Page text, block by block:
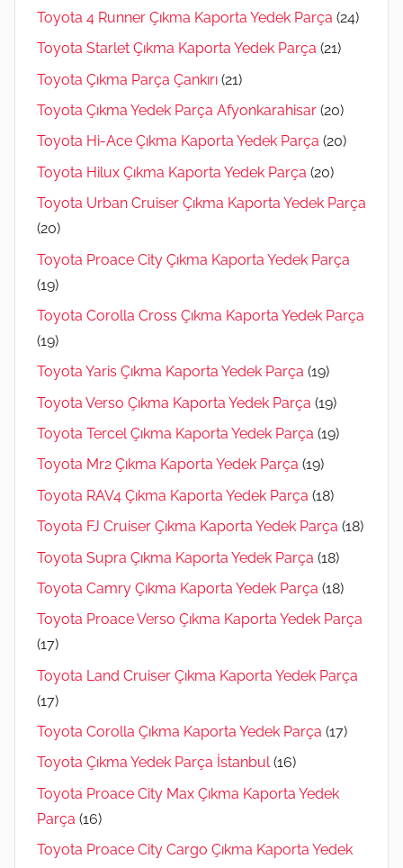
Toyota 4 Runner Çıkma Kaporta Yedek Parça (24)
Toyota Starlet Çıkma Kaporta Yedek Parça (21)
Toyota Çıkma Parça Çankırı (21)
Toyota Çıkma Yedek Parça Afyonkarahisar (20)
Toyota Hi-Ace Çıkma Kaporta Yedek Parça (20)
Toyota Hilux Çıkma Kaporta Yedek Parça (20)
Toyota Urban Cruiser Çıkma Kaporta Yedek Parça
(20)
Toyota Proace City Çıkma Kaporta Yedek Parça
(19)
Toyota Corolla Cross Çıkma Kaporta Yedek Parça
(19)
Toyota Yaris Çıkma Kaporta Yedek Parça (19)
Toyota Verso Çıkma Kaporta Yedek Parça (19)
Toyota Tercel Çıkma Kaporta Yedek Parça (19)
Toyota Mr2 Çıkma Kaporta Yedek Parça (19)
Toyota RAV4 Çıkma Kaporta Yedek Parça (18)
Toyota FJ Cruiser Çıkma Kaporta Yedek Parça (18)
Toyota Supra Çıkma Kaporta Yedek Parça (18)
Toyota Camry Çıkma Kaporta Yedek Parça (18)
Toyota Proace Verso Çıkma Kaporta Yedek Parça
(17)
Toyota Land Cruiser Çıkma Kaporta Yedek Parça
(17)
Toyota Corolla Çıkma Kaporta Yedek Parça (17)
Toyota Çıkma Yedek Parça İstanbul (16)
Toyota Proace City Max Çıkma Kaporta Yedek
Parça (16)
Toyota Proace City Cargo Çıkma Kaporta Yedek